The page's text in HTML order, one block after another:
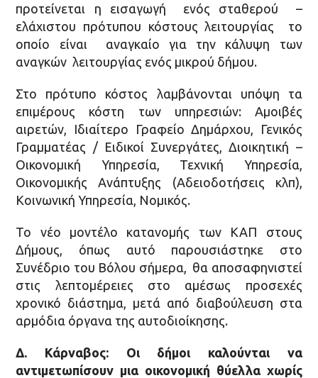
προτείνεται η εισαγωγή ενός σταθερού –
ελάχιστου πρότυπου κόστους λειτουργίας το
οποίο είναι αναγκαίο για την κάλυψη των
αναγκών λειτουργίας ενός μικρού δήμου.
Στο πρότυπο κόστος λαμβάνονται υπόψη τα
επιμέρους κόστη των υπηρεσιών: Αμοιβές
αιρετών, Ιδιαίτερο Γραφείο Δημάρχου, Γενικός
Γραμματέας / Ειδικοί Συνεργάτες, Διοικητική –
Οικονομική Υπηρεσία, Τεχνική Υπηρεσία,
Οικονομικής Ανάπτυξης (Αδειοδοτήσεις κλπ),
Κοινωνική Υπηρεσία, Νομικός.
Το νέο μοντέλο κατανομής των ΚΑΠ στους
Δήμους, όπως αυτό παρουσιάστηκε στο
Συνέδριο του Βόλου σήμερα, θα αποσαφηνιστεί
στις λεπτομέρειες στο αμέσως προσεχές
χρονικό διάστημα, μετά από διαβούλευση στα
αρμόδια όργανα της αυτοδιοίκησης.
Δ. Κάρναβος: Οι δήμοι καλούνται να
αντιμετωπίσουν μια οικονομική θύελλα χωρίς